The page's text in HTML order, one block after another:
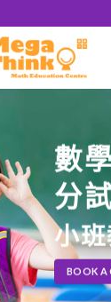
數
分
小
BOOK A